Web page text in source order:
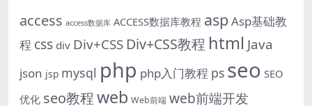
access access数据库 ACCESS数据库教程 asp Asp基础教
程 css div Div+CSS Div+CSS教程 html Java
json jsp mysql php php入门教程 ps seo SEO
优化 seo教程web Web前端 web前端开发